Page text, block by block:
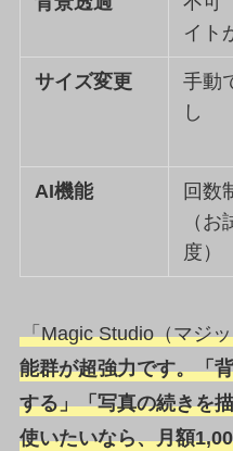
イト
サイズ変更
手動
し
AI機能
回数
（お
度）
「Magic Studio（マジ
能群が超強力です。「
する」「写真の続きを
使いたいなら、月額